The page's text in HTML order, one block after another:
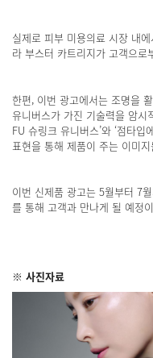
실제로 피부 미용의료 시장 내
라 부스터 카트리지가 고객으
한편, 이번 광고에서는 조명을
유니버스가 가진 기술력을 암시
FU 슈링크 유니버스’와 ‘점타
표현을 통해 제품이 주는 이미
이번 신제품 광고는 5월부터 7
를 통해 고객과 만나게 될 예정
※ 사진자료